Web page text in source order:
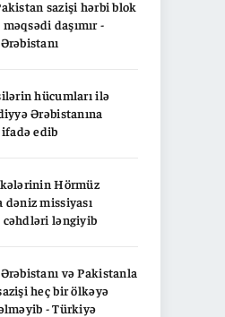
sazişi hərbi blok
daşımır -
hücumları ilə
Ərəbistanına
edib
Hörmüz
dəniz missiyası
cəhdləri ləngiyib
və Pakistanla
heç bir ölkəyə
- Türkiyə